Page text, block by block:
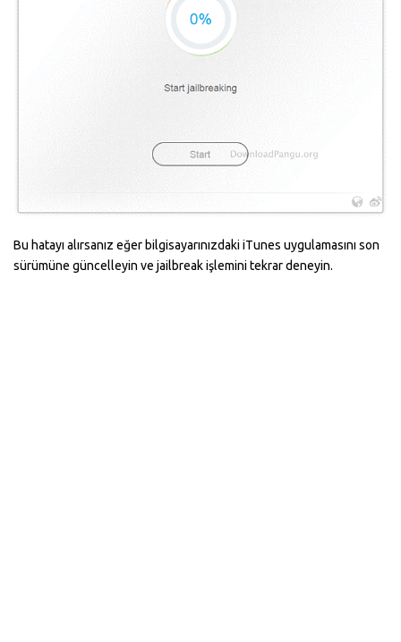
Bu hatayı alırsanız eğer bilgisayarınızdaki iTunes uygulamasını son
sürümüne güncelleyin ve jailbreak işlemini tekrar deneyin.